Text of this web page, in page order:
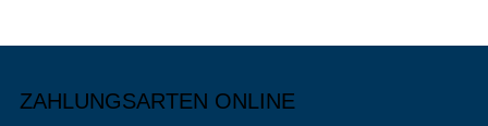
ZAHLUNGSARTEN ONLINE